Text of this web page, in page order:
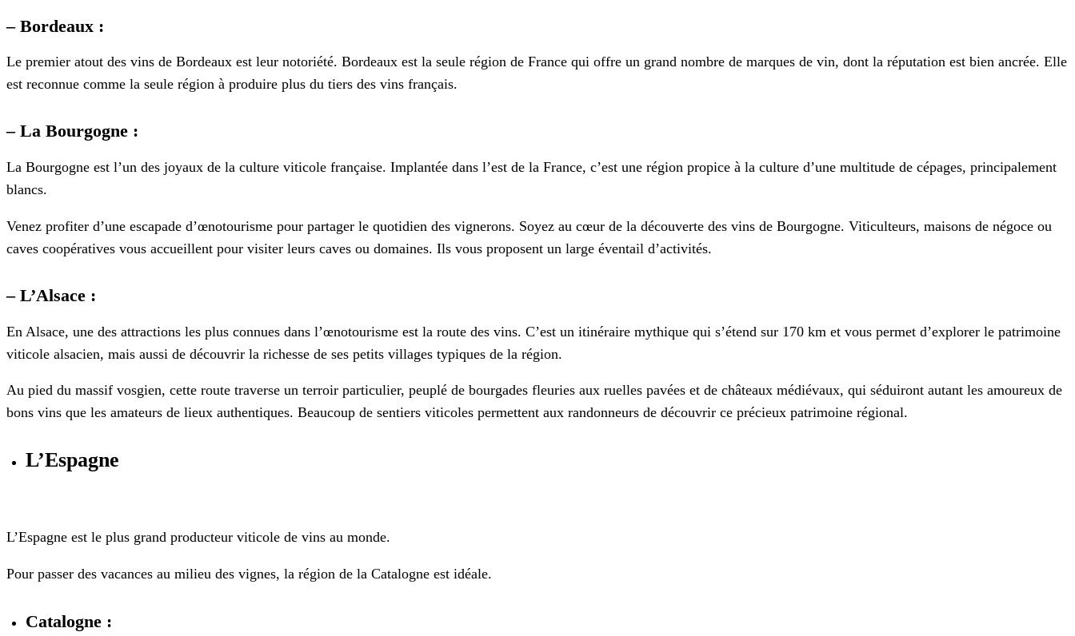
– Bordeaux :
Le premier atout des vins de Bordeaux est leur notoriété. Bordeaux est la seule région de France qui offre un grand nombre de marques de vin, dont la réputation est bien ancrée. Elle
est reconnue comme la seule région à produire plus du tiers des vins français.
– La Bourgogne :
La Bourgogne est l’un des joyaux de la culture viticole française. Implantée dans l’est de la France, c’est une région propice à la culture d’une multitude de cépages, principalement
blancs.
Venez profiter d’une escapade d’œnotourisme pour partager le quotidien des vignerons. Soyez au cœur de la découverte des vins de Bourgogne. Viticulteurs, maisons de négoce ou
caves coopératives vous accueillent pour visiter leurs caves ou domaines. Ils vous proposent un large éventail d’activités.
– L’Alsace :
En Alsace, une des attractions les plus connues dans l’œnotourisme est la route des vins. C’est un itinéraire mythique qui s’étend sur 170 km et vous permet d’explorer le patrimoine
viticole alsacien, mais aussi de découvrir la richesse de ses petits villages typiques de la région.
Au pied du massif vosgien, cette route traverse un terroir particulier, peuplé de bourgades fleuries aux ruelles pavées et de châteaux médiévaux, qui séduiront autant les amoureux de
bons vins que les amateurs de lieux authentiques. Beaucoup de sentiers viticoles permettent aux randonneurs de découvrir ce précieux patrimoine régional.
L’Espagne
L’Espagne est le plus grand producteur viticole de vins au monde.
Pour passer des vacances au milieu des vignes, la région de la Catalogne est idéale.
Catalogne :